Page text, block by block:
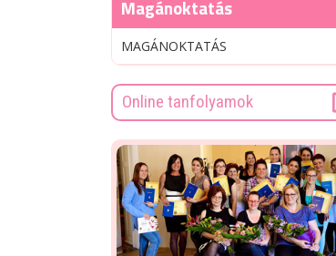
Magánoktatás
MAGÁNOKTATÁS
Online tanfolyamok